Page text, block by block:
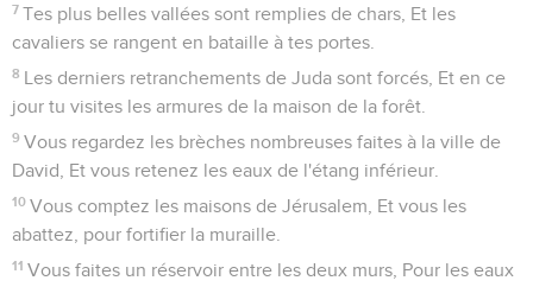
7 Tes plus belles vallées sont remplies de chars, Et les
cavaliers se rangent en bataille à tes portes.
8 Les derniers retranchements de Juda sont forcés, Et en ce
jour tu visites les armures de la maison de la forêt.
9 Vous regardez les brèches nombreuses faites à la ville de
David, Et vous retenez les eaux de l'étang inférieur.
10 Vous comptez les maisons de Jérusalem, Et vous les
abattez, pour fortifier la muraille.
11 Vous faites un réservoir entre les deux murs, Pour les eaux